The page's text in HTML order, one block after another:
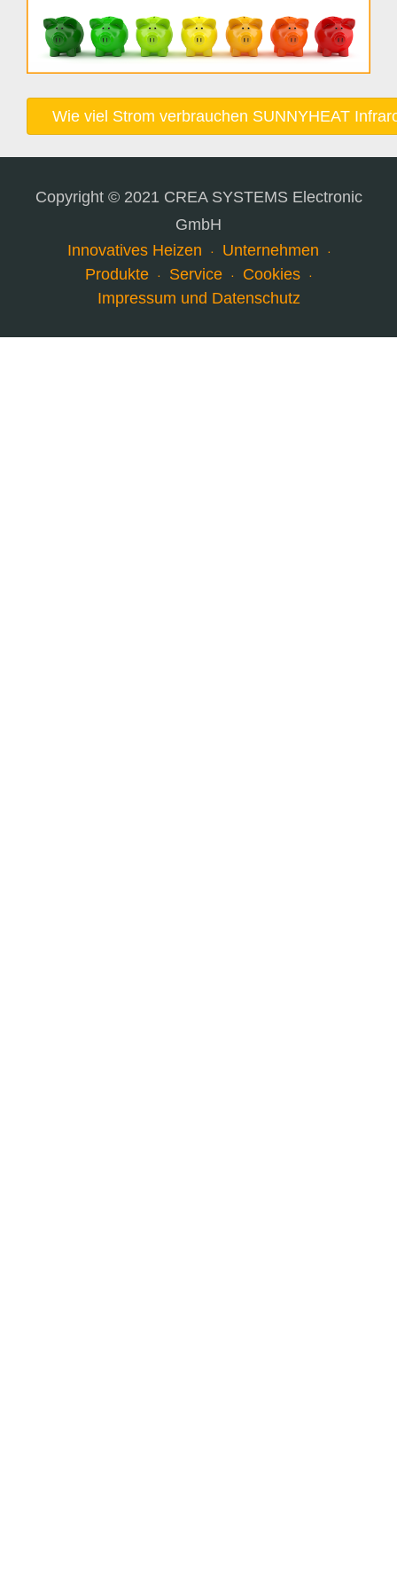
Wie viel Strom verbrauchen SUNNYHEAT
Copyright © 2021 CREA SYSTEMS Electronic
GmbH
Innovatives Heizen
Unternehmen
Produkte
Service
Cookies
Impressum und Datenschutz